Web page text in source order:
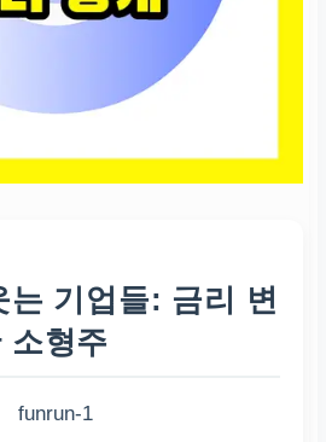
는 기업들: 금리 변
소형주
funrun-1